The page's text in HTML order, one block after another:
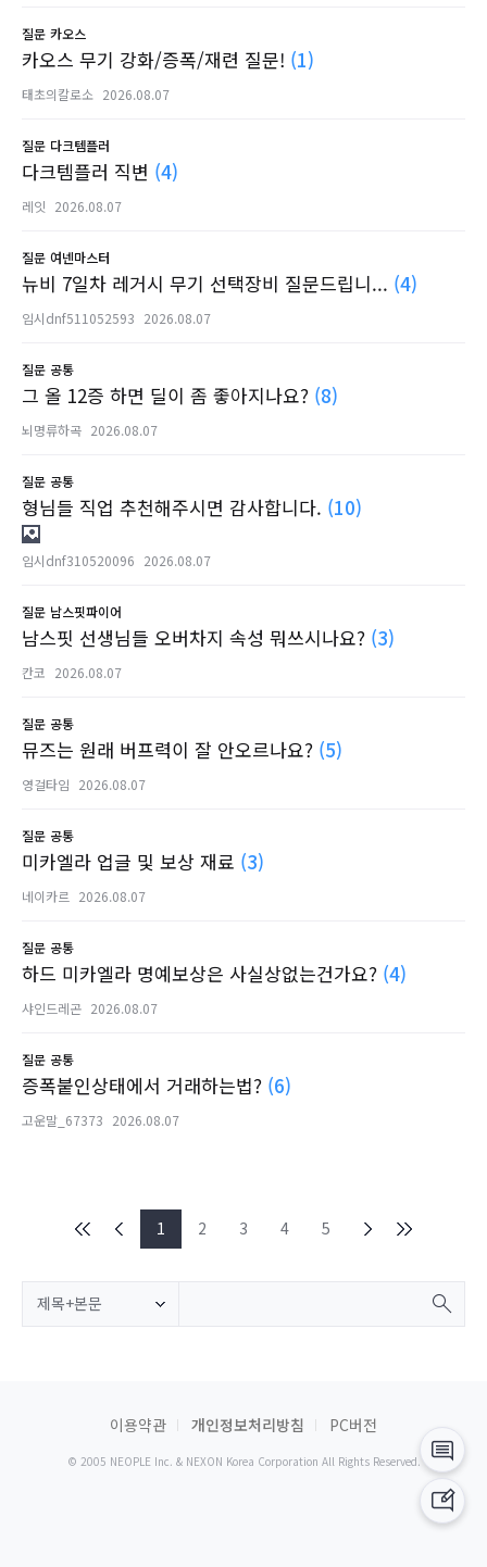
질문 카오스
카오스 무기 강화/증폭/재련 질문! (1)
태초의칼로소 2026.08.07
질문 다크템플러
다크템플러 직변 (4)
레잇 2026.08.07
질문 여넨마스터
뉴비 7일차 레거시 무기 선택장비 질문드립니... (4)
임시dnf511052593 2026.08.07
질문 공통
그 올 12증 하면 딜이 좀 좋아지나요? (8)
뇌명류하곡 2026.08.07
질문 공통
형님들 직업 추천해주시면 감사합니다. (10)
임시dnf310520096 2026.08.07
질문 남스핏파이어
남스핏 선생님들 오버차지 속성 뭐쓰시나요? (3)
칸코 2026.08.07
질문 공통
뮤즈는 원래 버프력이 잘 안오르나요? (5)
영걸타임 2026.08.07
질문 공통
미카엘라 업글 및 보상 재료 (3)
네이카르 2026.08.07
질문 공통
하드 미카엘라 명예보상은 사실상없는건가요? (4)
샤인드레곤 2026.08.07
질문 공통
증폭붙인상태에서 거래하는법? (6)
고운말_67373 2026.08.07
1 2 3 4 5
제목+본문
이용약관 개인정보처리방침 PC버전
© 2005 NEOPLE Inc. & NEXON Korea Corporation All Rights Reserved.